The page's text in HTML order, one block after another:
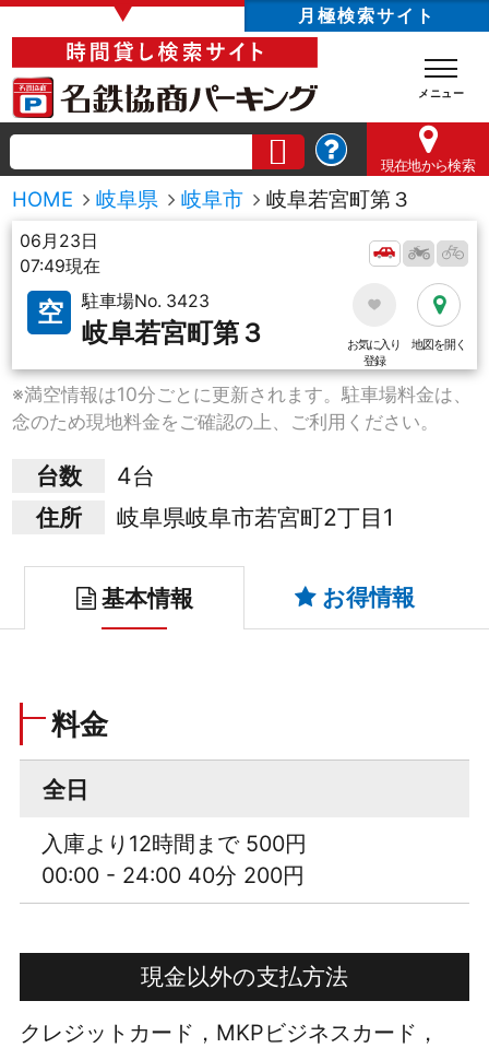
▼ 月極検索サイト
現在地から検索
HOME 岐阜県 岐阜市 岐阜若宮町第３
06月23日
07:49現在
空 駐車場No. 3423
岐阜若宮町第３
お気に入り
登録
地図を開く
※満空情報は10分ごとに更新されます。駐車場料金は、
念のため現地料金をご確認の上、ご利用ください。
台数
4台
住所
岐阜県岐阜市若宮町2丁目1
基本情報 お得情報
料金
全日
入庫より12時間まで 500円
00:00 - 24:00 40分 200円
現金以外の支払方法
クレジットカード，MKPビジネスカード，